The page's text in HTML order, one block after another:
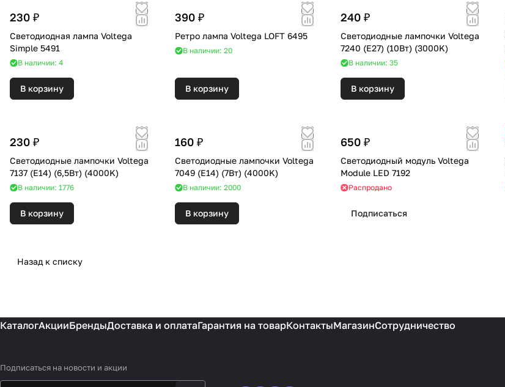
230 ₽
Светодиодная лампа Voltega
Simple 5491
В наличии: 4
В корзину
390 ₽
Ретро лампа Voltega LOFT 6495
В наличии: 20
В корзину
240 ₽
Светодиодные лампочки Voltega
7240 (E27) (10Вт) (3000K)
В наличии: 35
В корзину
230 ₽
Светодиодные лампочки Voltega
7137 (E14) (6,5Вт) (4000K)
В наличии: 1776
В корзину
160 ₽
Светодиодные лампочки Voltega
7049 (E14) (7Вт) (4000K)
В наличии: 2000
В корзину
650 ₽
Светодиодный модуль Voltega
Module LED 7192
Распродано
Подписаться
Назад к списку
КаталогАкцииБрендыДоставка и оплатаГарантия на товарКонтактыМагазинСотрудничество
Подписаться на новости и акции